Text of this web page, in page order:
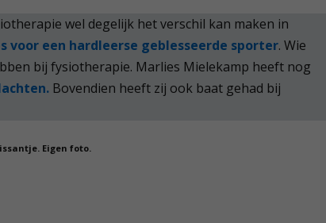
wel degelijk het verschil kan maken in
voor een hardleerse geblesseerde sporter. Wie
bij fysiotherapie. Marlies Mielekamp heeft nog
Bovendien heeft zij ook baat gehad bij
Eigen foto.